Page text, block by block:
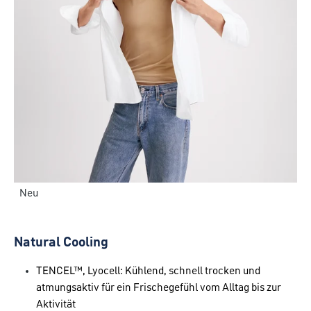
Neu
Natural Cooling
TENCEL™, Lyocell: Kühlend, schnell trocken und
atmungsaktiv für ein Frischegefühl vom Alltag bis zur
Aktivität